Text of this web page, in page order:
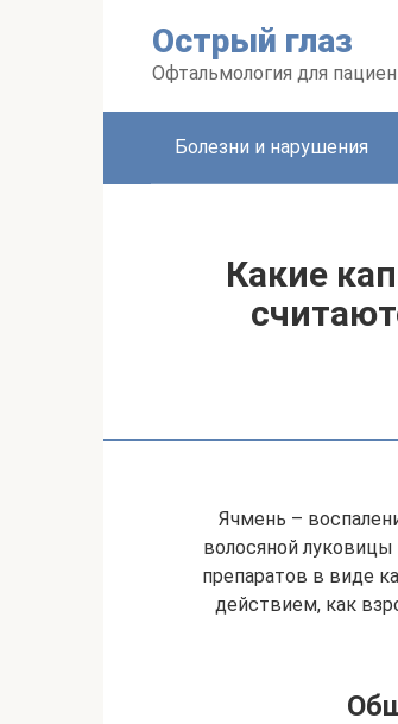
Острый глаз
Офтальмология для
Болезни и нарушения
Какие
Ячмень –
волосяной
препаратов в виде
действием, как